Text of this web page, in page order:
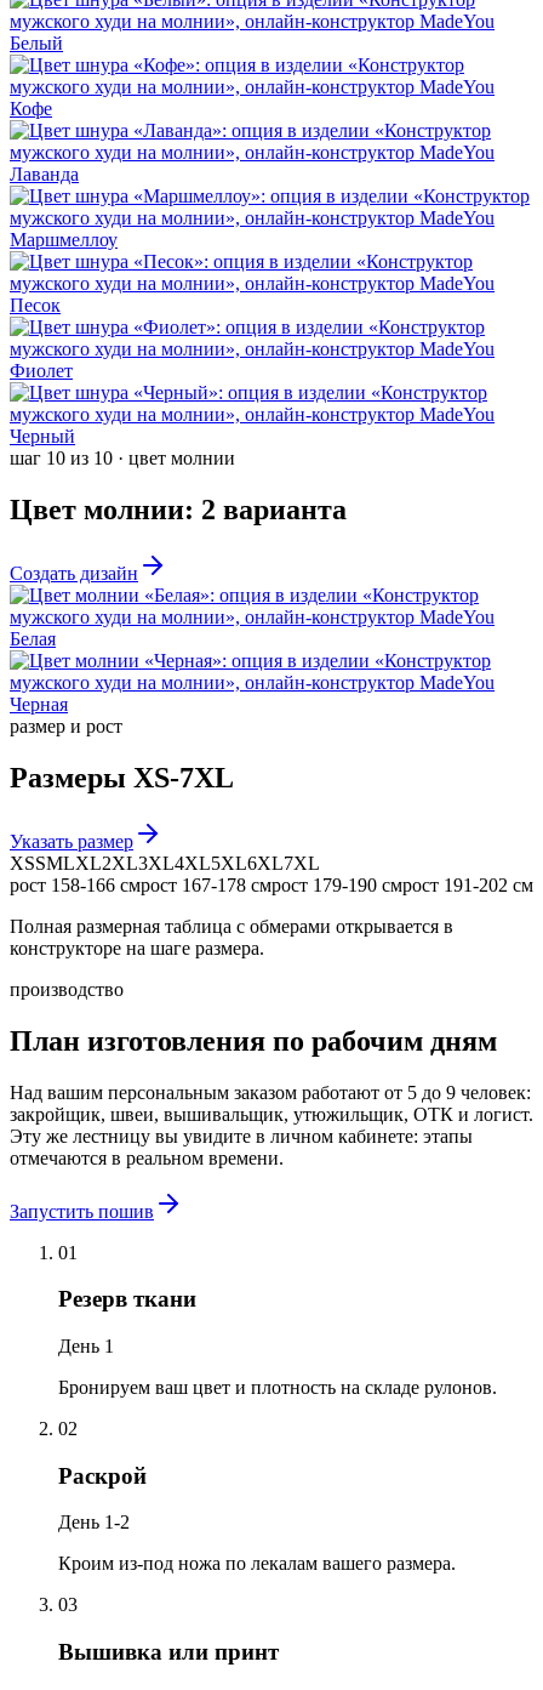
Белый
Кофе
Лаванда
Маршмеллоу
Песок
Фиолет
Черный
шаг 10 из 10 · цвет молнии
Цвет молнии: 2 варианта
Создать дизайн
Белая
Черная
размер и рост
Размеры XS-7XL
Указать размер
XSSMLXL2XL3XL4XL5XL6XL7XL
рост 158-166 смрост 167-178 смрост 179-190 смрост 191-202 см
Полная размерная таблица с обмерами открывается в
конструкторе на шаге размера.
производство
План изготовления по рабочим дням
Над вашим персональным заказом работают от 5 до 9 человек:
закройщик, швеи, вышивальщик, утюжильщик, ОТК и логист.
Эту же лестницу вы увидите в личном кабинете: этапы
отмечаются в реальном времени.
Запустить пошив
01
Резерв ткани
День 1
Бронируем ваш цвет и плотность на складе рулонов.
02
Раскрой
День 1-2
Кроим из-под ножа по лекалам вашего размера.
03
Вышивка или принт